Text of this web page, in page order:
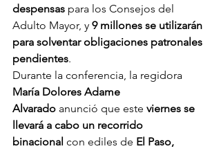
despensas para los Consejos del
Adulto Mayor, y 9 millones se utilizarán
para solventar obligaciones patronales
pendientes.
Durante la conferencia, la regidora
María Dolores Adame
Alvarado anunció que este viernes se
llevará a cabo un recorrido
binacional con ediles de El Paso,